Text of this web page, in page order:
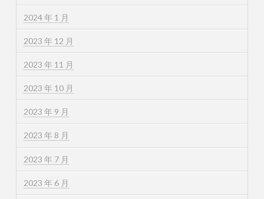
2024 年 1 月
2023 年 12 月
2023 年 11 月
2023 年 10 月
2023 年 9 月
2023 年 8 月
2023 年 7 月
2023 年 6 月